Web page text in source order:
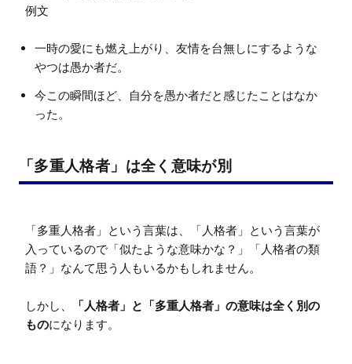
一時の愛にも燃え上がり、友情を台無しにするような
やつは愚か者だ。
今この瞬間ほど、自分を愚か者だと感じたことはなか
った。
「多重人格者」は全く意味が別
「多重人格者」という言葉は、「人格者」という言葉が
入っているので「似たような意味かな？」「人格者の類
語？」なんて思う人もいるかもしれません。
しかし、
「人格者」と「多重人格者」の意味は全く別の
ものになります。